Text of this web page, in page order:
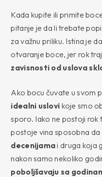
Kada kupite ili primite
pitanje je da li trebate
za važnu priliku. Istina je
otvaranje boce, jer rok
zavisnosti od uslova
Ako bocu čuvate u svom
idealni uslovi koje smo
sporo. Iako ne postoji rok
postoje vina sposobna da
decenijamai druga koja
nakon samo nekoliko
poboljšavaju sa